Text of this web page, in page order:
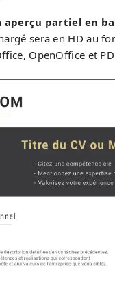
aperçu partiel en
sera en HD au
OpenOffice et